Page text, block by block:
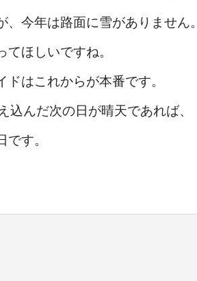
、今年は路面に雪がありません。
てほしいですね。
ドはこれからが本番です。
込んだ次の日が晴天であれば、
です。